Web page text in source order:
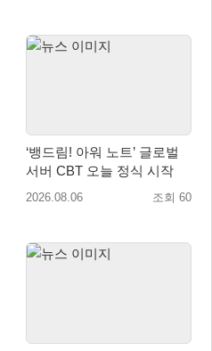
‘뱅드림! 아워 노트’ 글로벌
서버 CBT 오늘 정식 시작
2026.08.06 조회 60